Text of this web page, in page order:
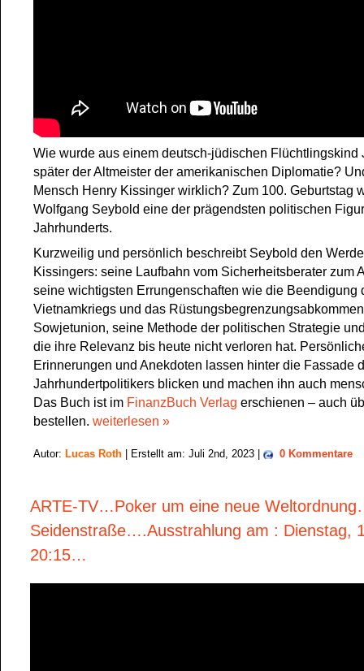
Wie wurde aus einem deutsch-jüdischen Flüchtlingskind
später der Altmeister der amerikanischen Diplomatie?
Mensch Henry Kissinger wirklich? Zum 100. Geburtstag
Wolfgang Seybold eine der prägendsten politischen
Jahrhunderts.
Kurzweilig und persönlich beschreibt Seybold den
Kissingers: seine Laufbahn vom Sicherheitsberater zum
seine wichtigsten Errungenschaften wie die Beendigung
Vietnamkriegs und das
Sowjetunion, seine Methode der politischen Strategie
die ihre Relevanz bis heute nicht verloren hat.
Erinnerungen und Anekdoten lassen hinter die Fassade
Jahrhundertpolitikers blicken und machen ihn auch
Das Buch ist im FinanzBuch Verlag erschienen – auch
bestellen. weiterlesen »
Autor: Lucas Roth | Erstellt am: Juli 2nd, 2023 | 0 Kommentare
ARTE-TV…Poker um eine neue
Seidenstraße….Ausstrahlung am : Dienstag,
20:15…